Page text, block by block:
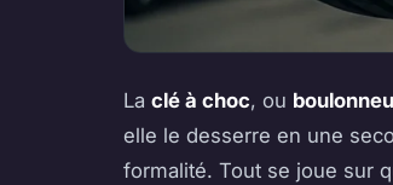
La clé à choc, ou
elle le desserre en une
formalité. Tout se joue sur